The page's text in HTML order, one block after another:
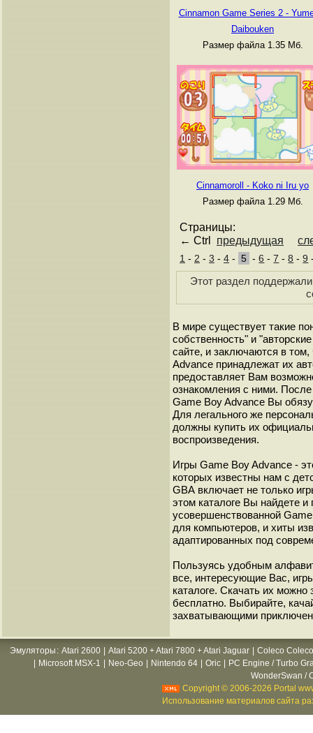
Cinnamon Game Series 2 -
Daibouken
Размер файла 1.35 Мб.
Cinnamoroll - Koko ni Iru yo
Размер файла 1.29 Мб.
Страницы:
← Ctrl предыдущая
1 - 2 - 3 - 4 - 5 -6 -7 -8 -9
Этот раздел
В мире существует такие
собственность" и
сайте, и заключаются в
Advance принадлежат их
предоставляет Вам
ознакомления с ними.
Game Boy Advance Вы
Для легального же
должны купить их
воспроизведения.
Игры Game Boy Advance -
которых известны нам с
GВА включает не только
этом каталоге Вы найдете
усовершенствованной
для компьютеров, и хиты
адаптированных под
Пользуясь удобным
все, интересующие Вас,
каталоге. Скачать их
бесплатно. Выбирайте,
захватывающими
Эмуляторы : Atari 2600 Atari 5200 + Atari 7800 + Atari Jaguar
Coleco
Microsoft MSX-1 Neo-Geo Nintendo 64 Oric
PC Engine / Turbo
WonderSwan /
Copyright © 2006-2026 Portal
Использование материалов сайта